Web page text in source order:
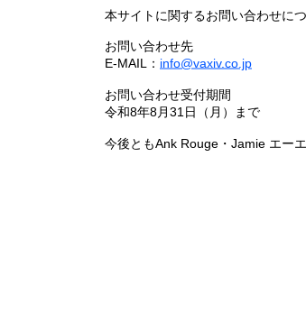
本サイトに関するお問い合わせに
お問い合わせ先
E-MAIL： info@vaxiv.co.jp
お問い合わせ受付期間
令和8年8月31日（月）まで
今後ともAnk Rouge・Jamie エー